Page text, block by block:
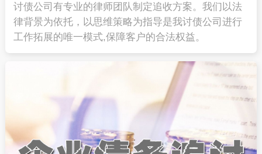
讨债公司有专业的律师团队制定追收方案。我们以法
律背景为依托，以思维策略为指导是我讨债公司进行
工作拓展的唯一模式,保障客户的合法权益。